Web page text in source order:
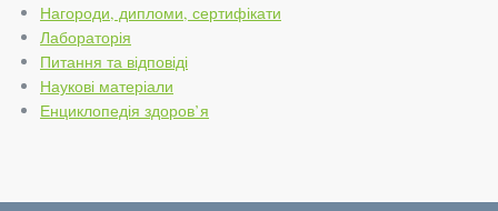
Нагороди, дипломи, сертифікати
Лабораторія
Питання та відповіді
Наукові матеріали
Енциклопедія здоров’я